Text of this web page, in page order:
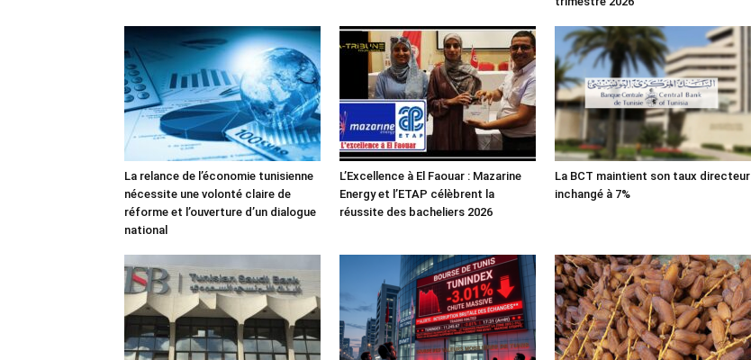
La relance de l’économie tunisienne
nécessite une volonté claire de
réforme et l’ouverture d’un dialogue
national
L’Excellence à El Faouar : Mazarine
Energy et l’ETAP célèbrent la
réussite des bacheliers 2026
La BCT maintient son taux directeur
inchangé à 7%